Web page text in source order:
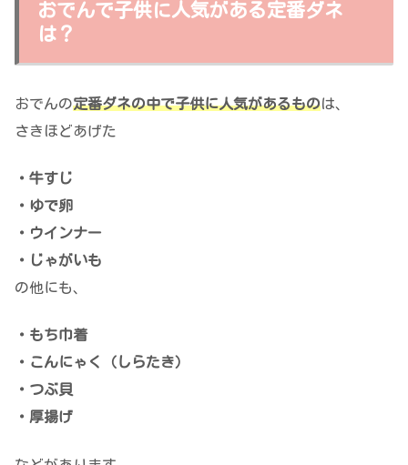
おでんで子供に人気がある定番ダネ
は？
おでんの定番ダネの中で子供に人気があるものは、
さきほどあげた
・牛すじ
・ゆで卵
・ウインナー
・じゃがいも
の他にも、
・もち巾着
・こんにゃく（しらたき）
・つぶ貝
・厚揚げ